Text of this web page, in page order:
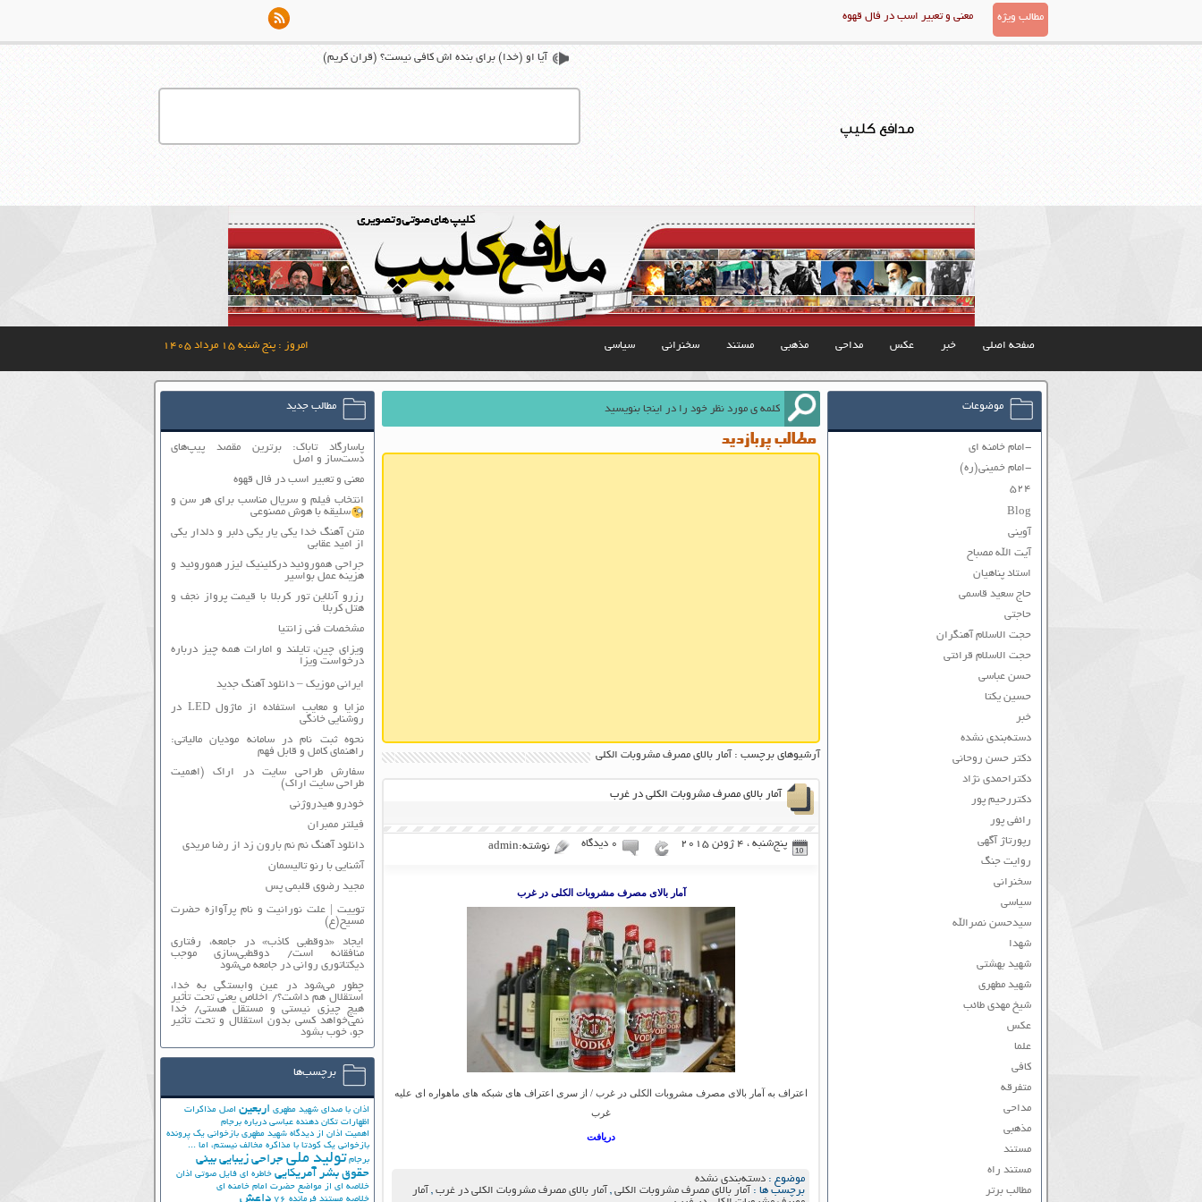
مطالب ویژه معنی و تعبیر اسب در فال قهوه
مدافع کلیپ
آیا او (خدا) برای بنده اش کافی نیست؟ (قران کریم)
صفحه اصلی خبر عکس مداحی مذهبی مستند سخنرانی سیاسی امروز : پنج شنبه ۱۵ مرداد ۱۴۰۵
مطالب پربازدید
آرشیوهای برچسب : آمار بالای مصرف مشروبات الکلی
آمار بالای مصرف مشروبات الکلی در غرب
پنج‌شنبه ، 4 ژوئن 2015 ۰ دیدگاه نوشته:admin
آمار بالای مصرف مشروبات الکلی در غرب
اعتراف به آمار بالای مصرف مشروبات الکلی در غرب / از سری اعتراف های شبکه های ماهواره ای علیه
غرب
دریافت
موضوع : دسته‌بندی نشده
برچسب ها : آمار بالای مصرف مشروبات الکلی , آمار بالای مصرف مشروبات الکلی در غرب , آمار
موضوعات
-امام خامنه ای
-امام خمینی(ره)
۵۲۴
Blog
آوینی
آیت الله مصباح
استاد پناهیان
حاج سعید قاسمی
حاجتی
حجت الاسلام آهنگران
حجت الاسلام قرائتی
حسن عباسی
حسین یکتا
خبر
دسته‌بندی نشده
دکتر حسن روحانی
دکتراحمدی نژاد
دکتررحیم پور
رائفی پور
رپورتاژ آگهی
روایت جنگ
سخنرانی
سیاسی
سیدحسن نصرالله
شهدا
شهید بهشتی
شهید مطهری
شیخ مهدی طائب
عکس
علما
کافی
متفرقه
مداحی
مذهبی
مستند
مستند راه
مطالب برتر
مطالب جدید
پاسارگاد تاباک: برترین مقصد پیپ‌های
دست‌ساز و اصل
معنی و تعبیر اسب در فال قهوه
انتخاب فیلم و سریال مناسب برای هر سن و
سلیقه با هوش مصنوعی
متن آهنگ خدا یکی یار یکی دلبر و دلدار یکی
از امید عقابی
جراحی هموروئید درکلینیک لیزر هموروئید و
هزینه عمل بواسیر
رزرو آنلاین تور کربلا با قیمت پرواز نجف و
هتل کربلا
مشخصات فنی زانتیا
ویزای چین، تایلند و امارات همه چیز درباره
درخواست ویزا
ایرانی موزیک – دانلود آهنگ جدید
مزایا و معایب استفاده از ماژول LED در
روشنایی خانگی
نحوه ثبت نام در سامانه مودیان مالیاتی:
راهنمای کامل و قابل فهم
سفارش طراحی سایت در اراک (اهمیت
طراحی سایت اراک)
خودرو هیدروژنی
فیلتر ممبران
دانلود آهنگ نم نم بارون زد از رضا مریدی
آشنایی با رنو تالیسمان
مجید رضوی قلبمی پس
توییت | علت نورانیت و نام پرآوازه حضرت
مسیح(ع)
ایجاد «دوقطبی کاذب» در جامعه، رفتاری
منافقانه است/ دوقطبی‌سازی موجب
دیکتاتوری روانی در جامعه می‌شود
چطور می‌شود در عین وابستگی به خدا،
استقلال هم داشت؟/ اخلاص یعنی تحت تأثیر
هیچ چیزی نیستی و مستقل هستی/ خدا
نمی‌خواهد کسی بدون استقلال و تحت تأثیر
جوّ، خوب بشود
برچسب‌ها
اذان با صدای شهید مطهری اربعین اصل مذاکرات
اظهارات تکان دهنده عباسی درباره برجام
اهمیت اذان از دیدگاه شهید مطهری بازخوانی یک پرونده
بازخوانی یک کودتا با مذاکره مخالف نیستم، اما ...
برجام تولید ملی جراحی زیبایی بینی
حقوق بشر آمریکایی خاطره ای فایل صوتی اذان
خلاصه ای از مواضع حضرت امام خامنه ای
خلاصه مستند فرمانده 76
داعش